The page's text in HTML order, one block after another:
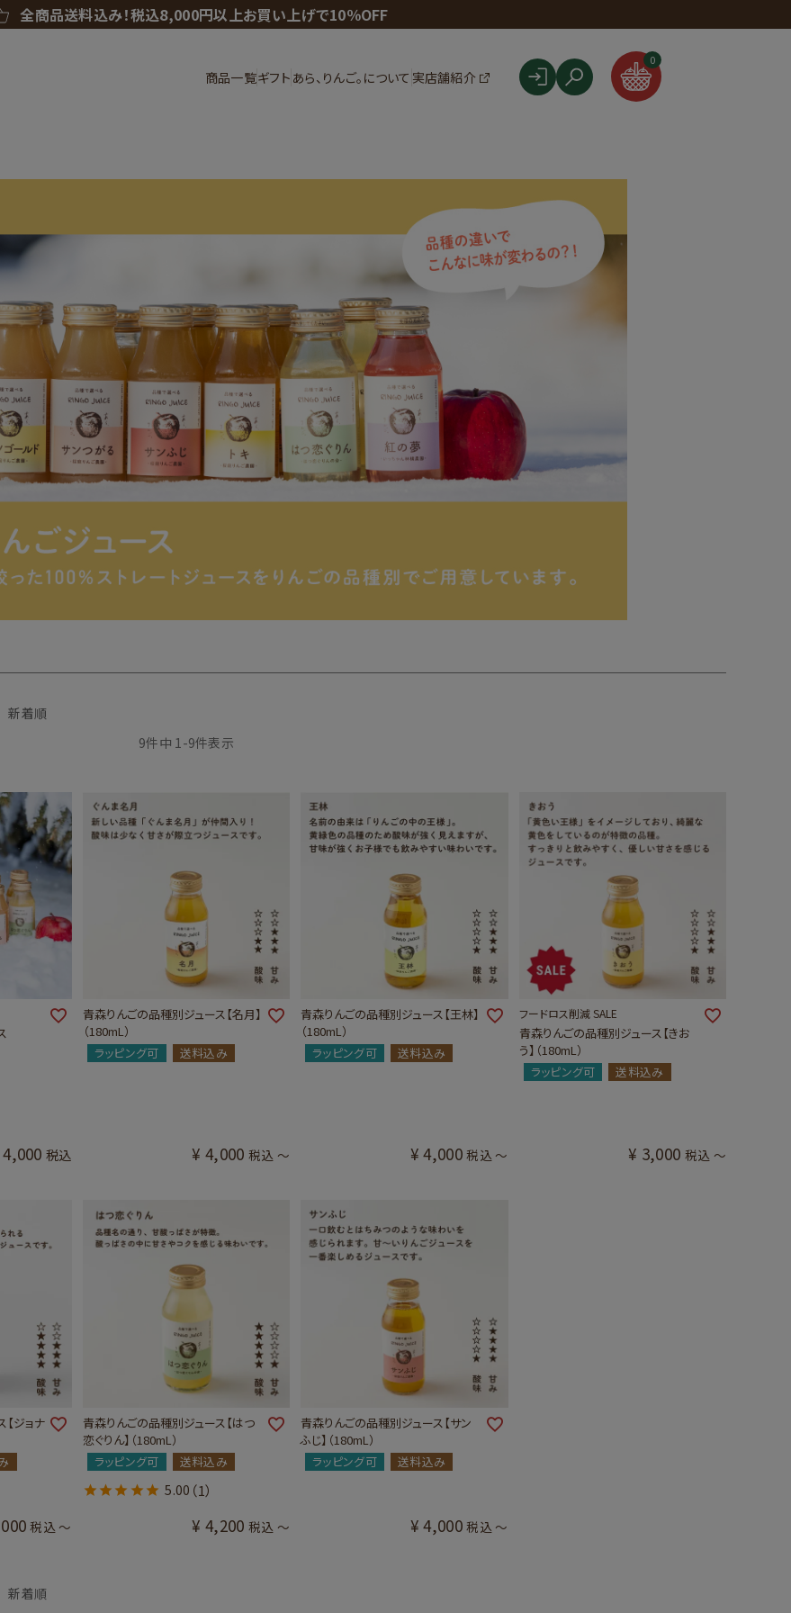
全商品送料込み！税込8,000円以上お買い上げで10％OFF
商品一覧ギフト あら、りんご。について 実店舗紹介
0
新着順
9件中 1-9件表示
4,000 税込
青森りんごの品種別ジュース【名月】
（180mL）
ラッピング可
送料込み
¥ 4,000 税込 〜
青森りんごの品種別ジュース【王林】
（180mL）
ラッピング可
送料込み
¥ 4,000 税込 〜
フードロス削減 SALE
青森りんごの品種別ジュース【きお
う】（180mL）
ラッピング可
送料込み
¥ 3,000 税込 〜
ジョナ
税込 〜
青森りんごの品種別ジュース【はつ
恋ぐりん】（180mL）
ラッピング可
送料込み
¥ 4,200 税込 〜
5.00 （1）
青森りんごの品種別ジュース【サン
ふじ】（180mL）
ラッピング可
送料込み
¥ 4,000 税込 〜
新着順